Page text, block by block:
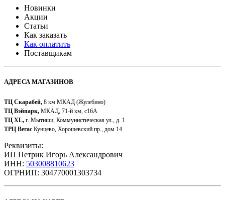
Новинки
Акции
Статьи
Как заказать
Как оплатить
Поставщикам
АДРЕСА МАГАЗИНОВ
ТЦ Скарабей, 8 км МКАД (Жулебино)
ТЦ Вэйпарк, МКАД, 71-й км, с16А
ТЦ XL, г. Мытищи, Коммунистическая ул., д. 1
ТРЦ Вегас Кунцево, Хорошевский пр., дом 14
Реквизиты:
ИП Петрик Игорь Александрович
ИНН: 503008810623
ОГРНИП: 304770001303734​